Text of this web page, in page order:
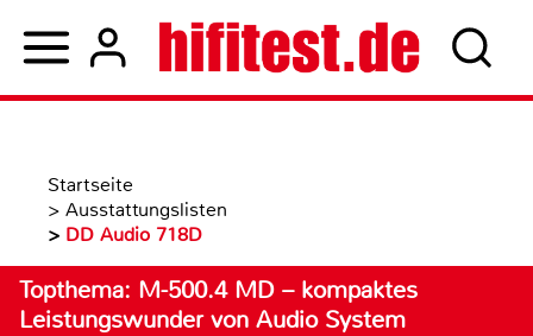
Startseite
> Ausstattungslisten
> DD Audio 718D
Topthema: M-500.4 MD – kompaktes
Leistungswunder von Audio System